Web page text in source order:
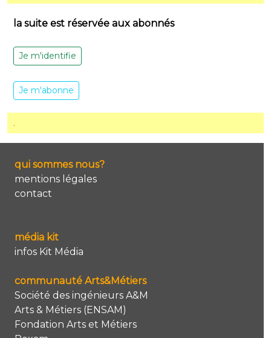
la suite est réservée aux abonnés
Je m'identifie
Je m'abonne
.
qui sommes nous?
mentions légales
contact
média kit
infos Kit Média
communauté Arts&Métiers
Société des ingénieurs A&M
Arts & Métiers (ENSAM)
Fondation Arts et Métiers